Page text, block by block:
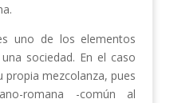
uno de los elementos
sociedad. En el caso
propia mezcolanza, pues
romana -común al